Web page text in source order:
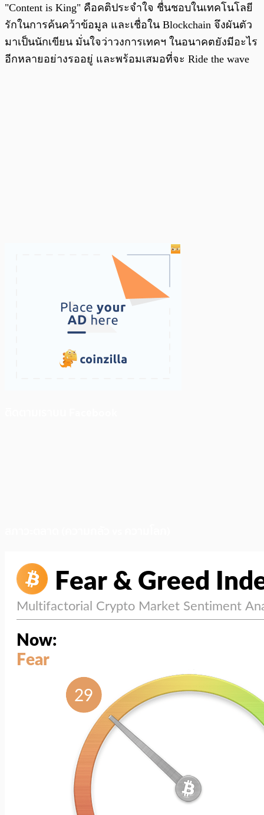
"Content is King" คือคติประจำใจ ชื่นชอบในเทคโนโลยี
รักในการค้นคว้าข้อมูล และเชื่อใน Blockchain จึงผันตัว
มาเป็นนักเขียน มั่นใจว่าวงการเทคฯ ในอนาคตยังมีอะไร
อีกหลายอย่างรออยู่ และพร้อมเสมอที่จะ Ride the wave